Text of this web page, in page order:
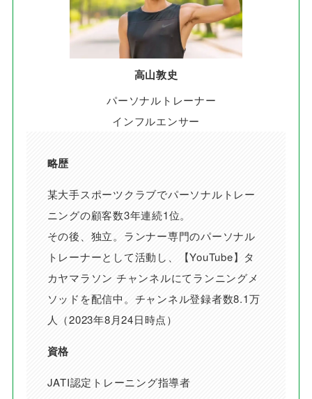
高山敦史
パーソナルトレーナー
インフルエンサー
略歴
某大手スポーツクラブでパーソナルトレー
ニングの顧客数3年連続1位。
その後、独立。ランナー専門のパーソナル
トレーナーとして活動し、【YouTube】タ
カヤマラソン チャンネルにてランニングメ
ソッドを配信中。チャンネル登録者数8.1万
人（2023年8月24日時点）
資格
JATI認定トレーニング指導者